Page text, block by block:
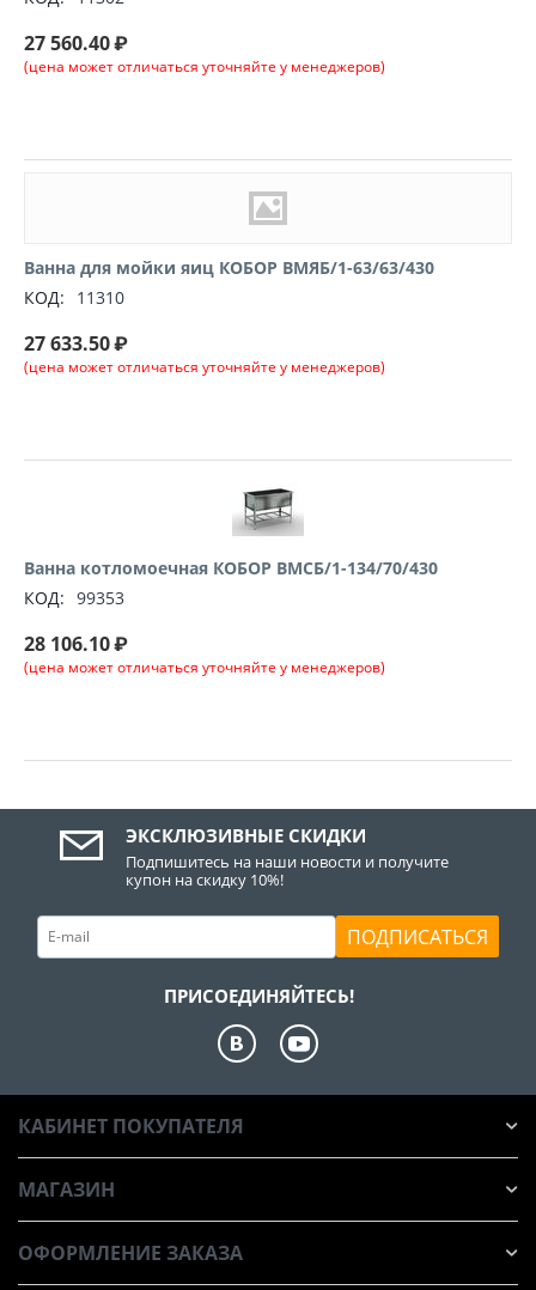
27 560.40₽
(цена может отличаться уточняйте у менеджеров)
Ванна для мойки яиц КОБОР ВМЯБ/1-63/63/430
КОД:
11310
27 633.50₽
(цена может отличаться уточняйте у менеджеров)
Ванна котломоечная КОБОР ВМСБ/1-134/70/430
КОД: 99353
28 106.10₽
(цена может отличаться уточняйте у менеджеров)
ЭКСКЛЮЗИВНЫЕ СКИДКИ
Подпишитесь на наши новости и получите
купон на скидку 10%!
ПОДПИСАТЬСЯ
ПРИСОЕДИНЯЙТЕСЬ!
КАБИНЕТ ПОКУПАТЕЛЯ
МАГАЗИН
ОФОРМЛЕНИЕ ЗАКАЗА